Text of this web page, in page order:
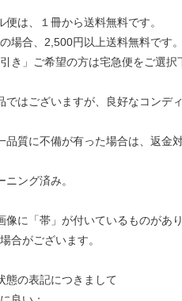
便は、１冊から送料無料です。
場合、2,500円以上送料無料です。
き」ご希望の方は宅急便をご選択
ではございますが、良好なコンデ
品質に不備が有った場合は、返金対
ニング済み。
像に「帯」が付いているものがあ
合がございます。
態の表記につきまして